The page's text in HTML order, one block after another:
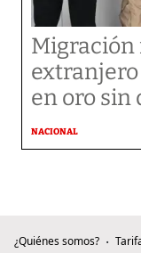
en oro sin
NACIONAL
¿Quiénes somos?